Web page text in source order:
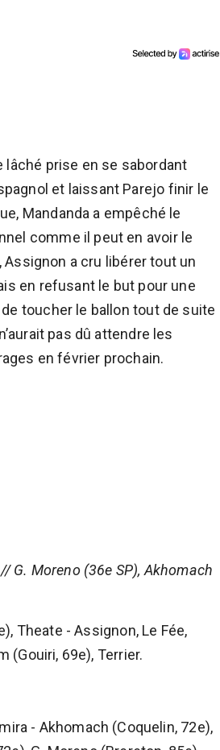
lâché prise en se sabordant
et laissant Parejo finir le
Mandanda a empêché le
comme il peut en avoir le
Assignon a cru libérer tout un
en refusant le but pour une
toucher le ballon tout de suite
pas dû attendre les
en février prochain.
G. Moreno (36e SP), Akhomach
Theate - Assignon, Le Fée,
(Gouiri, 69e), Terrier.
- Akhomach (Coquelin, 72e),